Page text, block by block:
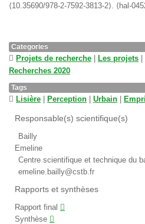
⟨10.35690/978-2-7592-3813-2⟩. ⟨hal-
Categories
Projets de recherche Les projets
Recherches 2020
Tags
Lisière Perception Urbain
Responsable(s) scientifique(s)
Bailly
Emeline
Centre scientifique et technique du
emeline.bailly@cstb.fr
Rapports et synthèses
Rapport final
Synthèse